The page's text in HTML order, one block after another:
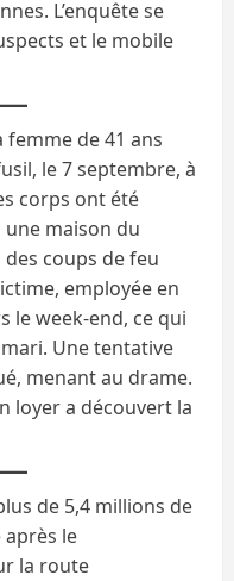
L’enquête se
et le mobile
femme de 41 ans
le 7 septembre, à
corps ont été
maison du
coups de feu
employée en
le week-end, ce qui
Une tentative
menant au drame.
loyer a découvert la
de 5,4 millions de
le
la route